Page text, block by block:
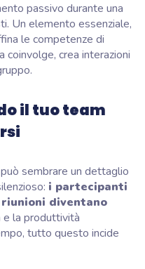
passivo durante una
Un elemento essenziale,
le competenze di
coinvolge, crea interazioni
il tuo team
sembrare un dettaglio
i partecipanti
diventano
e la produttività
tutto questo incide